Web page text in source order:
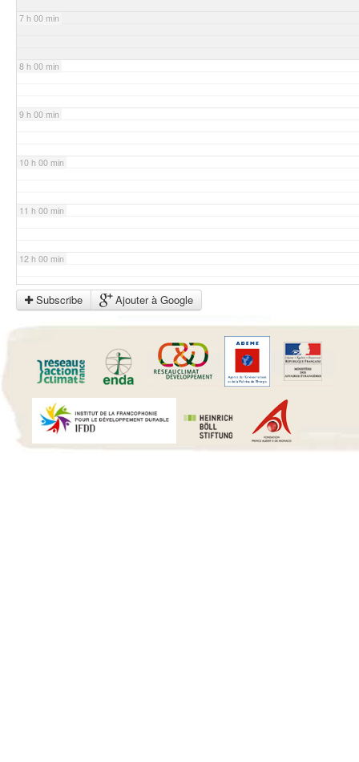
7 h 00 min
8 h 00 min
9 h 00 min
10 h 00 min
11 h 00 min
12 h 00 min
13 h 00 min
15 h 00 min
16 h 00 min
Subscribe Ajouter à Google